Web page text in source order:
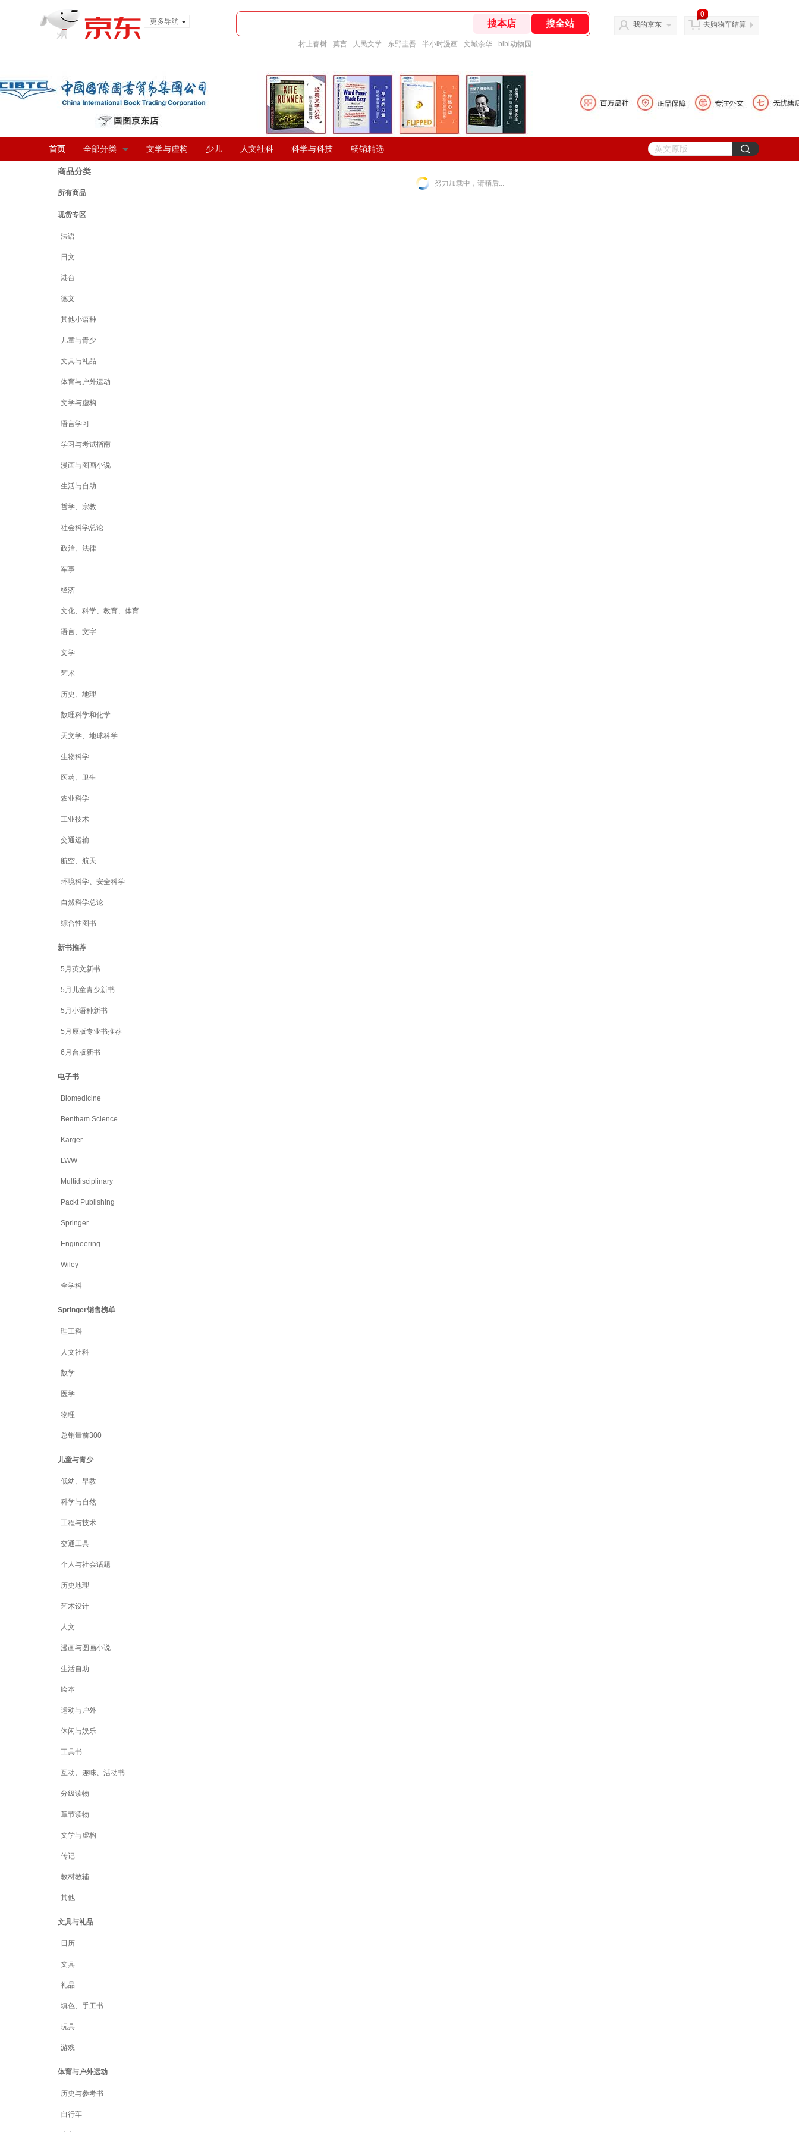
更多导航
村上春树 莫言 人民文学 东野圭吾 半小时漫画 文城余华 bibi动物园
我的京东
0
去购物车结算
首页 全部分类 文学与虚构 少儿 人文社科 科学与科技 畅销精选
商品分类
所有商品
现货专区
法语
日文
港台
德文
其他小语种
儿童与青少
文具与礼品
体育与户外运动
文学与虚构
语言学习
学习与考试指南
漫画与图画小说
生活与自助
哲学、宗教
社会科学总论
政治、法律
军事
经济
文化、科学、教育、体育
语言、文字
文学
艺术
历史、地理
数理科学和化学
天文学、地球科学
生物科学
医药、卫生
农业科学
工业技术
交通运输
航空、航天
环境科学、安全科学
自然科学总论
综合性图书
新书推荐
5月英文新书
5月儿童青少新书
5月小语种新书
5月原版专业书推荐
6月台版新书
电子书
Biomedicine
Bentham Science
Karger
LWW
Multidisciplinary
Packt Publishing
Springer
Engineering
Wiley
全学科
Springer销售榜单
理工科
人文社科
数学
医学
物理
总销量前300
儿童与青少
低幼、早教
科学与自然
工程与技术
交通工具
个人与社会话题
历史地理
艺术设计
人文
漫画与图画小说
生活自助
绘本
运动与户外
休闲与娱乐
工具书
互动、趣味、活动书
分级读物
章节读物
文学与虚构
传记
教材教辅
其他
文具与礼品
日历
文具
礼品
填色、手工书
玩具
游戏
体育与户外运动
历史与参考书
自行车
努力加载中，请稍后...